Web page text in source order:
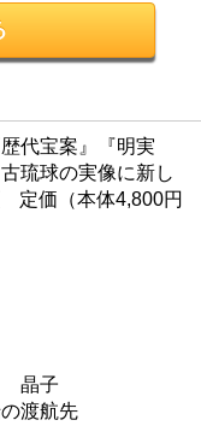
代宝案』『明実
琉球の実像に新し
定価（本体4,800円
晶子
渡航先